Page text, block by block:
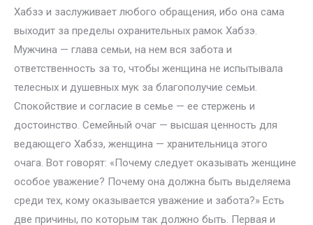
Хабзэ и заслуживает любого обращения, ибо она сама
выходит за пределы охранительных рамок Хабзэ.
Мужчина — глава семьи, на нем вся забота и
ответственность за то, чтобы женщина не испытывала
телесных и душевных мук за благополучие семьи.
Спокойствие и согласие в семье — ее стержень и
достоинство. Семейный очаг — высшая ценность для
ведающего Хабзэ, женщина — хранительница этого
очага. Вот говорят: «Почему следует оказывать женщине
особое уважение? Почему она должна быть выделяема
среди тех, кому оказывается уважение и забота?» Есть
две причины, по которым так должно быть. Первая и